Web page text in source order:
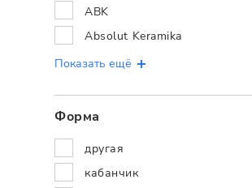
ABK
Absolut Keramika
Показать ещё
Форма
другая
кабанчик